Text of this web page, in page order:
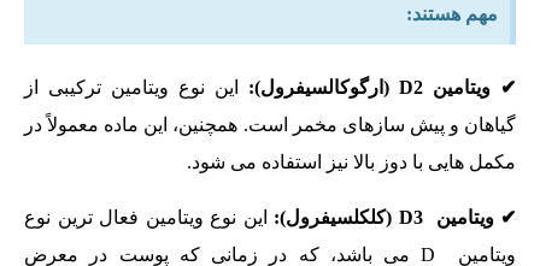
مهم هستند:
✔ ویتامین D2 (ارگوکالسیفرول):
این نوع ویتامین ترکیبی از
گیاهان و پیش سازهای مخمر است. همچنین، این ماده معمولاً در
مکمل هایی با دوز بالا نیز استفاده می شود.
✔ ویتامین D3 (کلکلسیفرول):
این نوع ویتامین فعال ترین نوع
ویتامین D می باشد، که در زمانی که پوست در معرض